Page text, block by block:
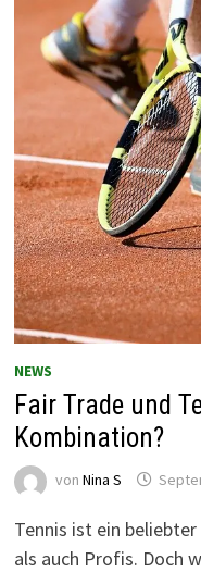
NEWS
Fair Trade und
Kombination?
von Nina S
Tennis ist ein
als auch Profis. Doch